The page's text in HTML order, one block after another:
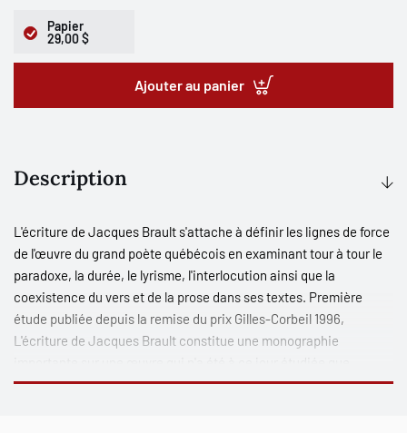
Papier
29,00 $
Ajouter au panier
Description
L'écriture de Jacques Brault s'attache à définir les lignes de force
de l'œuvre du grand poète québécois en examinant tour à tour le
paradoxe, la durée, le lyrisme, l'interlocution ainsi que la
coexistence du vers et de la prose dans ses textes. Première
étude publiée depuis la remise du prix Gilles-Corbeil 1996,
L'écriture de Jacques Brault constitue une monographie
ponctuellement, au gré des premières réceptions critiques et de